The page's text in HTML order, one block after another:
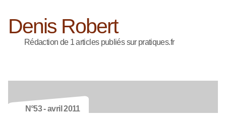
Denis Robert
Rédaction de 1 articles publiés sur pratiques.fr
N°53 - avril 2011